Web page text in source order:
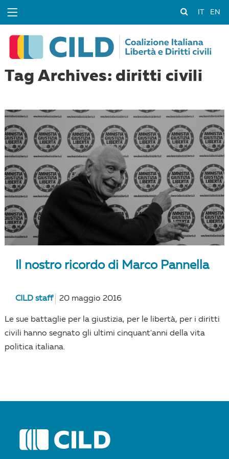
EN
Tag Archives: diritti civili
Il nostro ricordo di Marco Pannella
CILD staff 20 maggio 2016
Le sue battaglie per la giustizia, per le libertà, per i diritti
civili hanno segnato gli ultimi cinquant'anni della vita
politica italiana.